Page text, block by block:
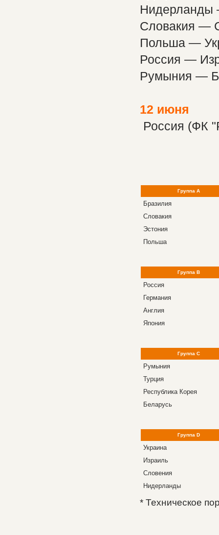
Словакия —
Польша —
Россия —
Румыния —
12 июня
Россия (ФК
Группа А
Бразилия
Словакия
Эстония
Польша
Группа B
Россия
Германия
Англия
Япония
Группа C
Румыния
Турция
Республика Корея
Беларусь
Группа D
Украина
Израиль
Словения
Нидерланды
* Техническое